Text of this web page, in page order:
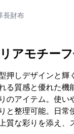
長財布
アモチー
型押しデザインと
る質感と優れた機
のアイテム。使い
と整理可能。日常
質な彩りを添え、